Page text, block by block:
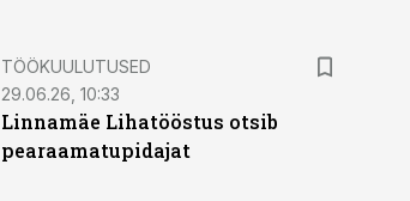
ST
TÖÖKUULUTUSED
29.06.26, 10:33
Linnamäe Lihatööstus otsib
pearaamatupidajat